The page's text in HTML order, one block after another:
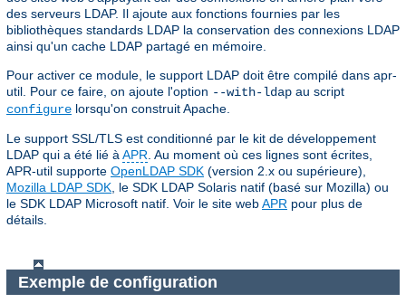
des serveurs LDAP. Il ajoute aux fonctions fournies par les
bibliothèques standards LDAP la conservation des connexions LDAP
ainsi qu'un cache LDAP partagé en mémoire.
Pour activer ce module, le support LDAP doit être compilé dans apr-
util. Pour ce faire, on ajoute l'option --with-ldap au script
configure lorsqu'on construit Apache.
Le support SSL/TLS est conditionné par le kit de développement
LDAP qui a été lié à APR . Au moment où ces lignes sont écrites,
APR-util supporte OpenLDAP SDK (version 2.x ou supérieure),
Mozilla LDAP SDK , le SDK LDAP Solaris natif (basé sur Mozilla) ou
le SDK LDAP Microsoft natif. Voir le site webAPR pour plus de
détails.
Exemple de configuration